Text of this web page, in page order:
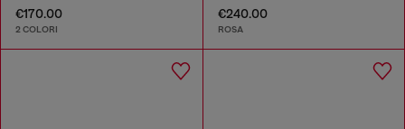
€170.00
2 COLORI
€240.00
ROSA